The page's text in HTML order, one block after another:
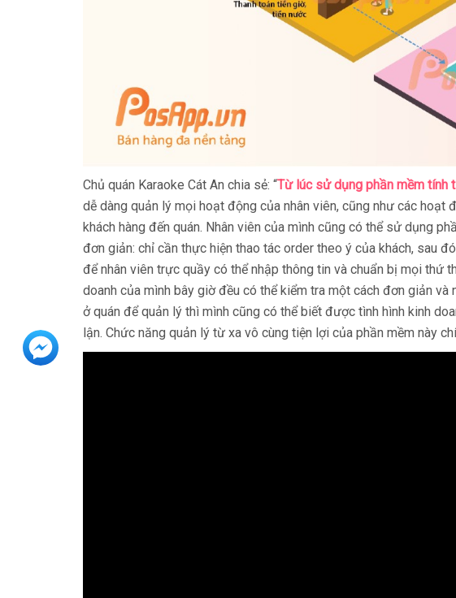
Chủ quán Karaoke Cát An chia sẻ: “Từ lúc sử dụng phần mềm tính
dễ dàng quản lý mọi hoạt động của nhân viên, cũng như các hoạt
khách hàng đến quán. Nhân viên của mình cũng có thể sử dụng
đơn giản: chỉ cần thực hiện thao tác order theo ý của khách, sau
để nhân viên trực quầy có thể nhập thông tin và chuẩn bị mọi thứ
doanh của mình bây giờ đều có thể kiểm tra một cách đơn giản và
ở quán để quản lý thì mình cũng có thể biết được tình hình kinh
lận. Chức năng quản lý từ xa vô cùng tiện lợi của phần mềm này